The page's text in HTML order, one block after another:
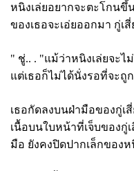
หนิงเล่ยอยากจะตะโกน
ของเธอจะเอ่ยออกมา กู่เ
" ชู่.. . "แม้ว่าหนิงเล่ยจะไ
แต่เธอก็ไม่ได้นั่งรอที่จะถู
เธอกัดลงบนฝ่ามือของกู่เ
เนื้อบนใบหน้าที่เจ็บของกู่
มือ ยังคงปิดปากเล็กของห